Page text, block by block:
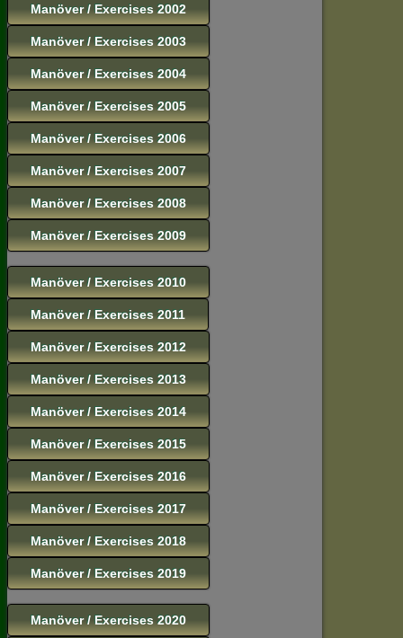
Manöver / Exercises 2002
Manöver / Exercises 2003
Manöver / Exercises 2004
Manöver / Exercises 2005
Manöver / Exercises 2006
Manöver / Exercises 2007
Manöver / Exercises 2008
Manöver / Exercises 2009
Manöver / Exercises 2010
Manöver / Exercises 2011
Manöver / Exercises 2012
Manöver / Exercises 2013
Manöver / Exercises 2014
Manöver / Exercises 2015
Manöver / Exercises 2016
Manöver / Exercises 2017
Manöver / Exercises 2018
Manöver / Exercises 2019
Manöver / Exercises 2020